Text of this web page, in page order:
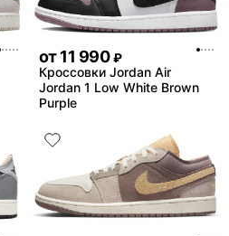
от11 990 ₽
Кроссовки Jordan Air
Jordan 1 Low White Brown
Purple